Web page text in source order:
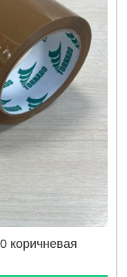
коричневая